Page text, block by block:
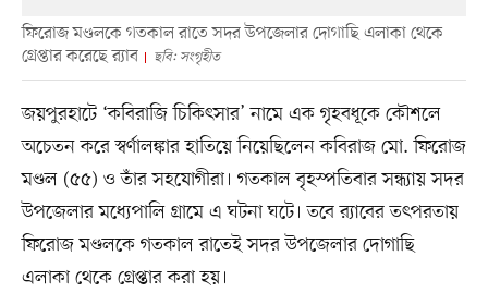
ফিরোজ মণ্ডলকে গতকাল রাতে সদর উপজেলার দোগাছি এলাকা থেকে
গ্রেপ্তার করেছে র‍্যাব
ছবি: সংগৃহীত
জয়পুরহাটে ‘কবিরাজি চিকিৎসার’ নামে এক গৃহবধূকে কৌশলে
অচেতন করে স্বর্ণালঙ্কার হাতিয়ে নিয়েছিলেন কবিরাজ মো. ফিরোজ
মণ্ডল (৫৫) ও তাঁর সহযোগীরা। গতকাল বৃহস্পতিবার সন্ধ্যায় সদর
উপজেলার মধ্যেপালি গ্রামে এ ঘটনা ঘটে। তবে র‍্যাবের তৎপরতায়
ফিরোজ মণ্ডলকে গতকাল রাতেই সদর উপজেলার দোগাছি
এলাকা থেকে গ্রেপ্তার করা হয়।